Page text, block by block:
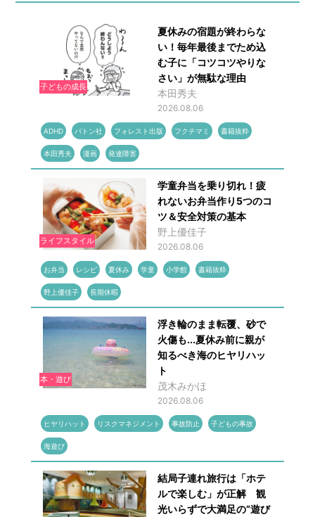
子どもの成長
夏休みの宿題が終わらな
い！毎年最後までため込
む子に「コツコツやりな
さい」が無駄な理由
本田秀夫
2026.08.06
ADHD バトン社 フォレスト出版 フクチマミ 書籍抜粋
本田秀夫 漫画 発達障害
ライフスタイル
学童弁当を乗り切れ！疲
れないお弁当作り5つのコ
ツ＆安全対策の基本
野上優佳子
2026.08.06
お弁当 レシピ 夏休み 学童 小学館 書籍抜粋
野上優佳子 長期休暇
本・遊び
浮き輪のまま転覆、砂で
火傷も...夏休み前に親が
知るべき海のヒヤリハッ
ト
茂木みかほ
2026.08.06
ヒヤリハット リスクマネジメント 事故防止 子どもの事故
海遊び
結局子連れ旅行は「ホテ
ルで楽しむ」が正解 観
光いらずで大満足の“遊び